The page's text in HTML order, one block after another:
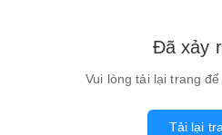
Đã xảy
Vui lòng tải lại trang
Tải lại